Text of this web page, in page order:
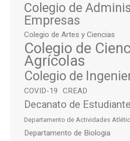
Colegio de
Empresas
Colegio de Artes y Ciencias
Colegio de
Agrícolas
Colegio de
COVID-19 CREAD
Decanato de
Departamento de Actividades
Departamento de Biologia